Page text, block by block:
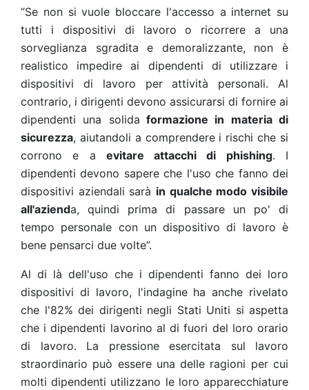
“Se non si vuole bloccare l'accesso a internet su
tutti i dispositivi di lavoro o ricorrere a una
sorveglianza sgradita e demoralizzante, non è
realistico impedire ai dipendenti di utilizzare i
dispositivi di lavoro per attività personali. Al
contrario, i dirigenti devono assicurarsi di fornire ai
dipendenti una solida formazione in materia di
sicurezza, aiutandoli a comprendere i rischi che si
corrono e a
evitare attacchi di phishing. I
dipendenti devono sapere che l'uso che fanno dei
dispositivi aziendali sarà in qualche modo visibile
all'azienda, quindi prima di passare un po' di
tempo personale con un dispositivo di lavoro è
bene pensarci due volte”.
Al di là dell'uso che i dipendenti fanno dei loro
dispositivi di lavoro, l'indagine ha anche rivelato
che l'82% dei dirigenti negli Stati Uniti si aspetta
che i dipendenti lavorino al di fuori del loro orario
di lavoro. La pressione esercitata sul lavoro
straordinario può essere una delle ragioni per cui
molti dipendenti utilizzano le loro apparecchiature